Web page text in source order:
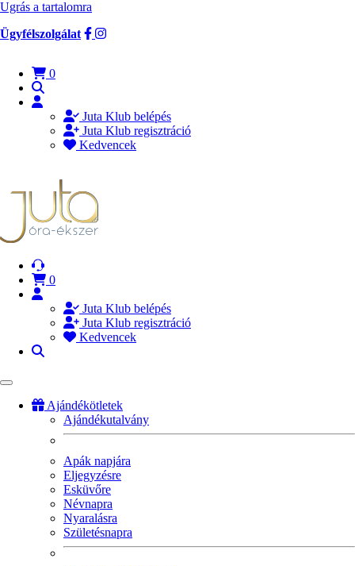
Ugrás a tartalomra
Ügyfélszolgálat
0
Juta Klub belépés
Juta Klub regisztráció
Kedvencek
0
Juta Klub belépés
Juta Klub regisztráció
Kedvencek
Ajándékötletek
Ajándékutalvány
Apák napjára
Eljegyzésre
Esküvőre
Névnapra
Nyaralásra
Születésnapra